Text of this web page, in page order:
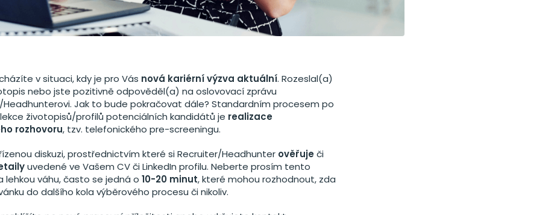
v situaci, kdy je pro Vás nová kariérní výzva aktuální. Rozeslal(a)
nebo jste pozitivně odpověděl(a) na oslovovací zprávu
Headhunterovi. Jak to bude pokračovat dále? Standardním procesem po
životopisů/profilů potenciálních kandidátů je realizace
rozhovoru, tzv. telefonického pre-screeningu.
diskuzi, prostřednictvím které si Recruiter/Headhunter ověřuječi
uvedené ve Vašem CV či LinkedIn profilu. Neberte prosím tento
váhu, často se jedná o 10-20 minut, které mohou rozhodnout, zda
do dalšího kola výběrového procesu či nikoliv.